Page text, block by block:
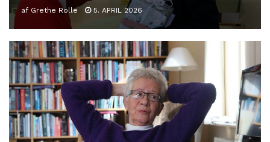
af Grethe Rolle 5. APRIL 2026